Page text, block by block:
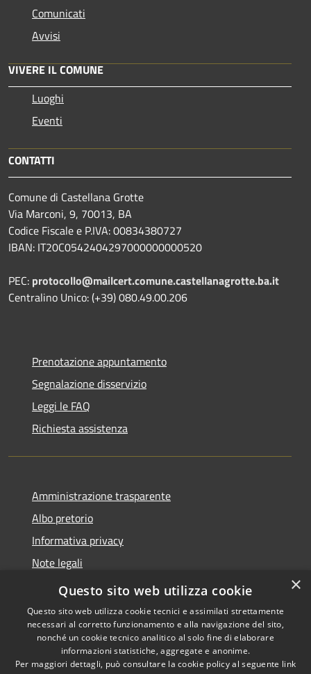
Comunicati
Avvisi
VIVERE IL COMUNE
Luoghi
Eventi
CONTATTI
Comune di Castellana Grotte
Via Marconi, 9, 70013, BA
Codice Fiscale e P.IVA: 00834380727
IBAN: IT20C0542404297000000000520
PEC: protocollo@mailcert.comune.castellanagrotte.ba.it
Centralino Unico: (+39) 080.49.00.206
Prenotazione appuntamento
Segnalazione disservizio
Leggi le FAQ
Richiesta assistenza
Amministrazione trasparente
Albo pretorio
Informativa privacy
Note legali
Dichiarazione di accessibilità
Copyright © 2026 • Comune di
×
Questo sito web utilizza cookie
Questo sito web utilizza cookie tecnici e assimilati strettamente
necessari al corretto funzionamento e alla navigazione del sito,
nonché un cookie tecnico analitico al solo fine di elaborare
informazioni statistiche, aggregate e anonime.
Per maggiori dettagli, può consultare la cookie policy al seguente link